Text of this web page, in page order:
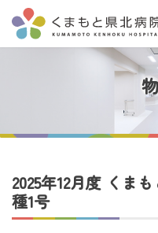
2025年12月度 くま
種1号
当院について